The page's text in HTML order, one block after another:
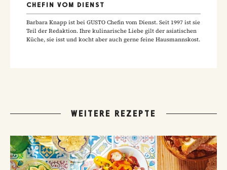
CHEFIN VOM DIENST
Barbara Knapp ist bei GUSTO Chefin vom Dienst. Seit 1997 ist sie
Teil der Redaktion. Ihre kulinarische Liebe gilt der asiatischen
Küche, sie isst und kocht aber auch gerne feine Hausmannskost.
WEITERE REZEPTE